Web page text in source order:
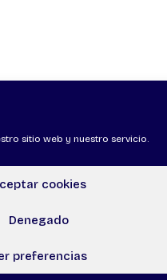
sitio web y nuestro servicio.
cookies
Denegado
preferencias